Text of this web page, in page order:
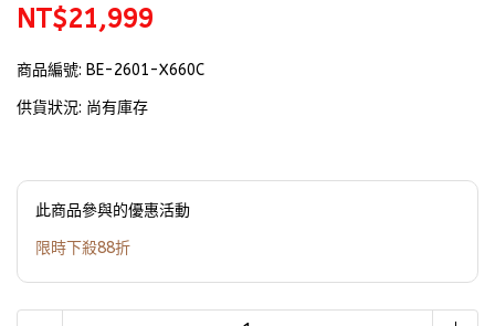
NT$21,999
商品編號: BE-2601-X660C
供貨狀況: 尚有庫存
此商品參與的優惠活動
限時下殺88折